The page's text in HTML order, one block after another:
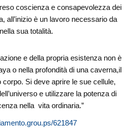
coscienza e consapevolezza dei
all’inizio è un lavoro necessario da
sua totalità.
e della propria esistenza non è
o nella profondità di una caverna,il
Si deve aprire le sue cellule,
e utilizzare la potenza di
nella vita ordinaria.”
621847